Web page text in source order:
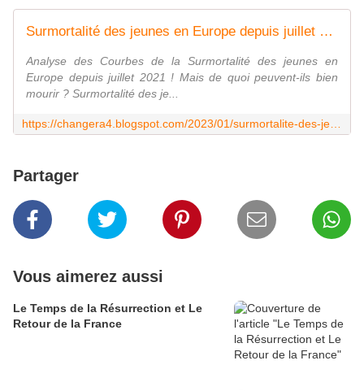
Surmortalité des jeunes en Europe depuis juillet 2021 !
Analyse des Courbes de la Surmortalité des jeunes en
Europe depuis juillet 2021 ! Mais de quoi peuvent-ils bien
mourir ? Surmortalité des je...
Partager
Vous aimerez aussi
Le Temps de la Résurrection et Le
Retour de la France